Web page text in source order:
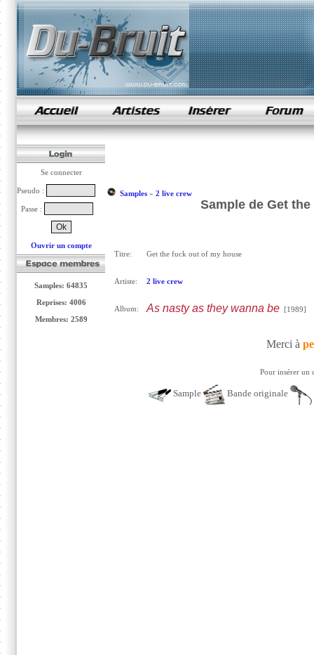
samples de rap
Se connecter
Pseudo :
Passe :
Ouvrir un compte
Samples: 64835
Reprises: 4006
Membres: 2589
Samples» 2 live crew
Sample de Get
Titre: Get the fuck out of my house
Artiste: 2 live crew
Album: As nasty as they wanna be[1989]
Merci à
Pour insérer un
Sample Bande originale